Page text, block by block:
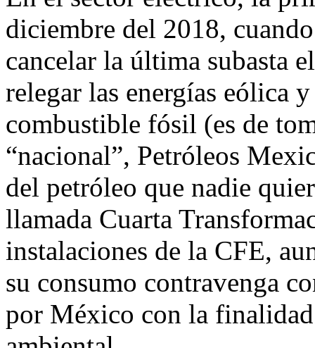
diciembre del 2018,
cancelar la última subasta
relegar las energías eólica
combustible fósil (es de
“nacional”, Petróleos
del petróleo que nadie
llamada Cuarta
instalaciones de la CFE,
su consumo contravenga
por México con la